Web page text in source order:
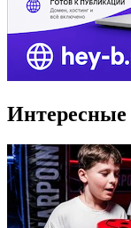
Интересные